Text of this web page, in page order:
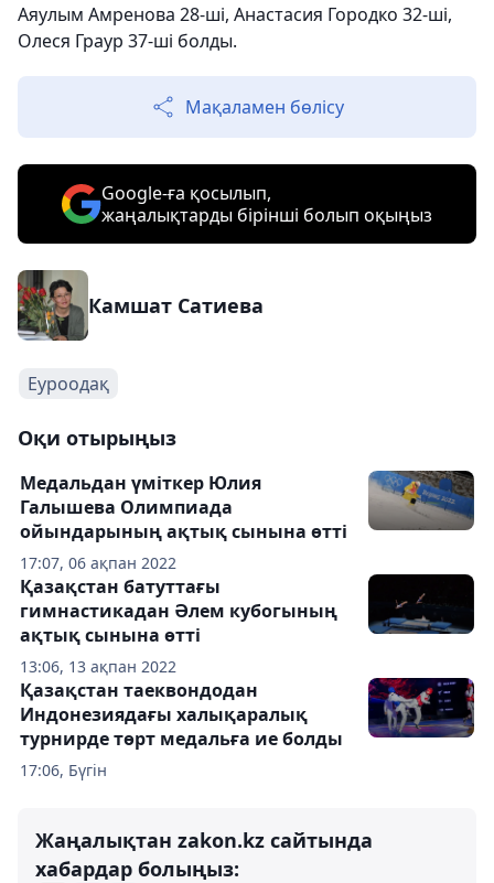
Аяулым Амренова 28-ші, Анастасия Городко 32-ші,
Олеся Граур 37-ші болды.
Мақаламен бөлісу
Google-ға қосылып,
жаңалықтарды бірінші болып оқыңыз
Камшат Сатиева
Еуроодақ
Оқи отырыңыз
17:07, 06 ақпан 2022
Медальдан үміткер Юлия
Галышева Олимпиада
ойындарының ақтық сынына өтті
13:06, 13 ақпан 2022
Қазақстан батуттағы
гимнастикадан Әлем кубогының
ақтық сынына өтті
17:06, Бүгін
Қазақстан таеквондодан
Индонезиядағы халықаралық
турнирде төрт медальға ие болды
Жаңалықтан zakon.kz сайтында
хабардар болыңыз: